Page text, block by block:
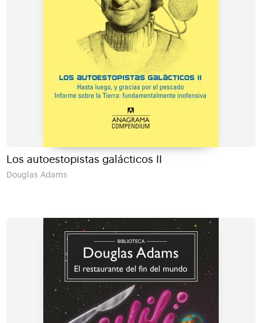
Los autoestopistas galácticos II
Douglas Adams